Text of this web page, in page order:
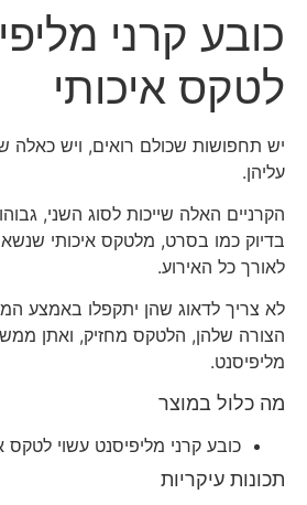
כובע קרני
לטקס איכותי
יש תחפושות שכולם רואים, ויש כאלה
עליהן.
הקרניים האלה שייכות לסוג השני,
בדיוק כמו בסרט, מלטקס איכותי
לאורך כל האירוע.
לא צריך לדאוג שהן יתקפלו באמצע
הצורה שלהן, הלטקס מחזיק, ואתן
מליפיסנט.
מה כלול במוצר
כובע קרני מליפיסנט עשוי לטקס
תכונות עיקריות